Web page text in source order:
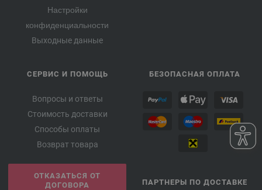
Настройки
конфиденциальности
Выходные данные
СЕРВИС И ПОМОЩЬ
Вопросы и ответы
Стоимость доставки
Способы оплаты
Возврат товара
ОТКАЗАТЬСЯ ОТ
ДОГОВОРА
БЕЗОПАСНАЯ ОПЛАТА
ПАРТНЕРЫ ПО ДОСТАВКЕ